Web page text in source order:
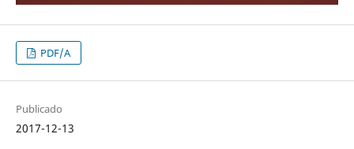
PDF/A
Publicado
2017-12-13